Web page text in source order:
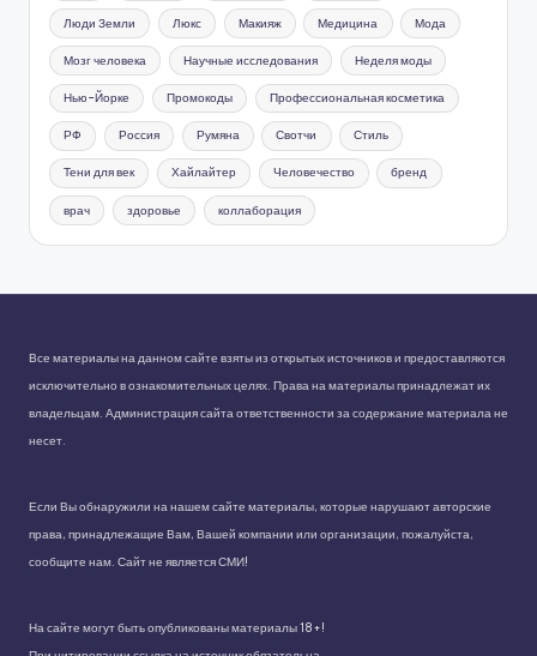
Люди Земли Люкс Макияж Медицина Мода
Мозг человека Научные исследования Неделя моды
Нью-Йорке Промокоды Профессиональная косметика
РФ Россия Румяна Свотчи Стиль
Тени для век Хайлайтер Человечество бренд
врач здоровье коллаборация
Все материалы на данном сайте взяты из открытых источников и предоставляются
исключительно в ознакомительных целях. Права на материалы принадлежат их
владельцам. Администрация сайта ответственности за содержание материала не
несет.
Если Вы обнаружили на нашем сайте материалы, которые нарушают авторские
права, принадлежащие Вам, Вашей компании или организации, пожалуйста,
сообщите нам. Сайт не является СМИ!
На сайте могут быть опубликованы материалы 18+!